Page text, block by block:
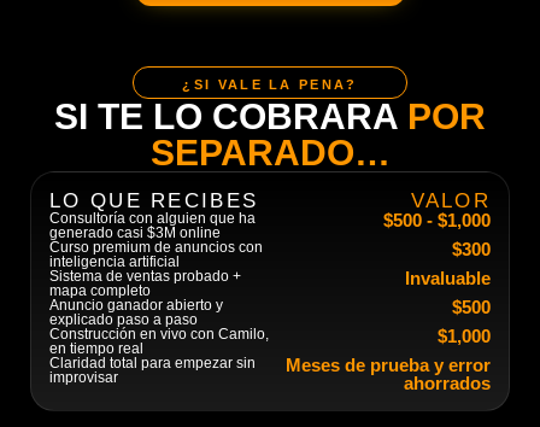
¿SI VALE LA PENA?
SI TE LO COBRARA POR
SEPARADO…
LO QUE RECIBES VALOR
Consultoría con alguien que ha
generado casi $3M online
$500 - $1,000
Curso premium de anuncios con
inteligencia artificial
$300
Sistema de ventas probado +
mapa completo
Invaluable
Anuncio ganador abierto y
explicado paso a paso
$500
Construcción en vivo con Camilo,
en tiempo real
$1,000
Claridad total para empezar sin
improvisar
Meses de prueba y error
ahorrados